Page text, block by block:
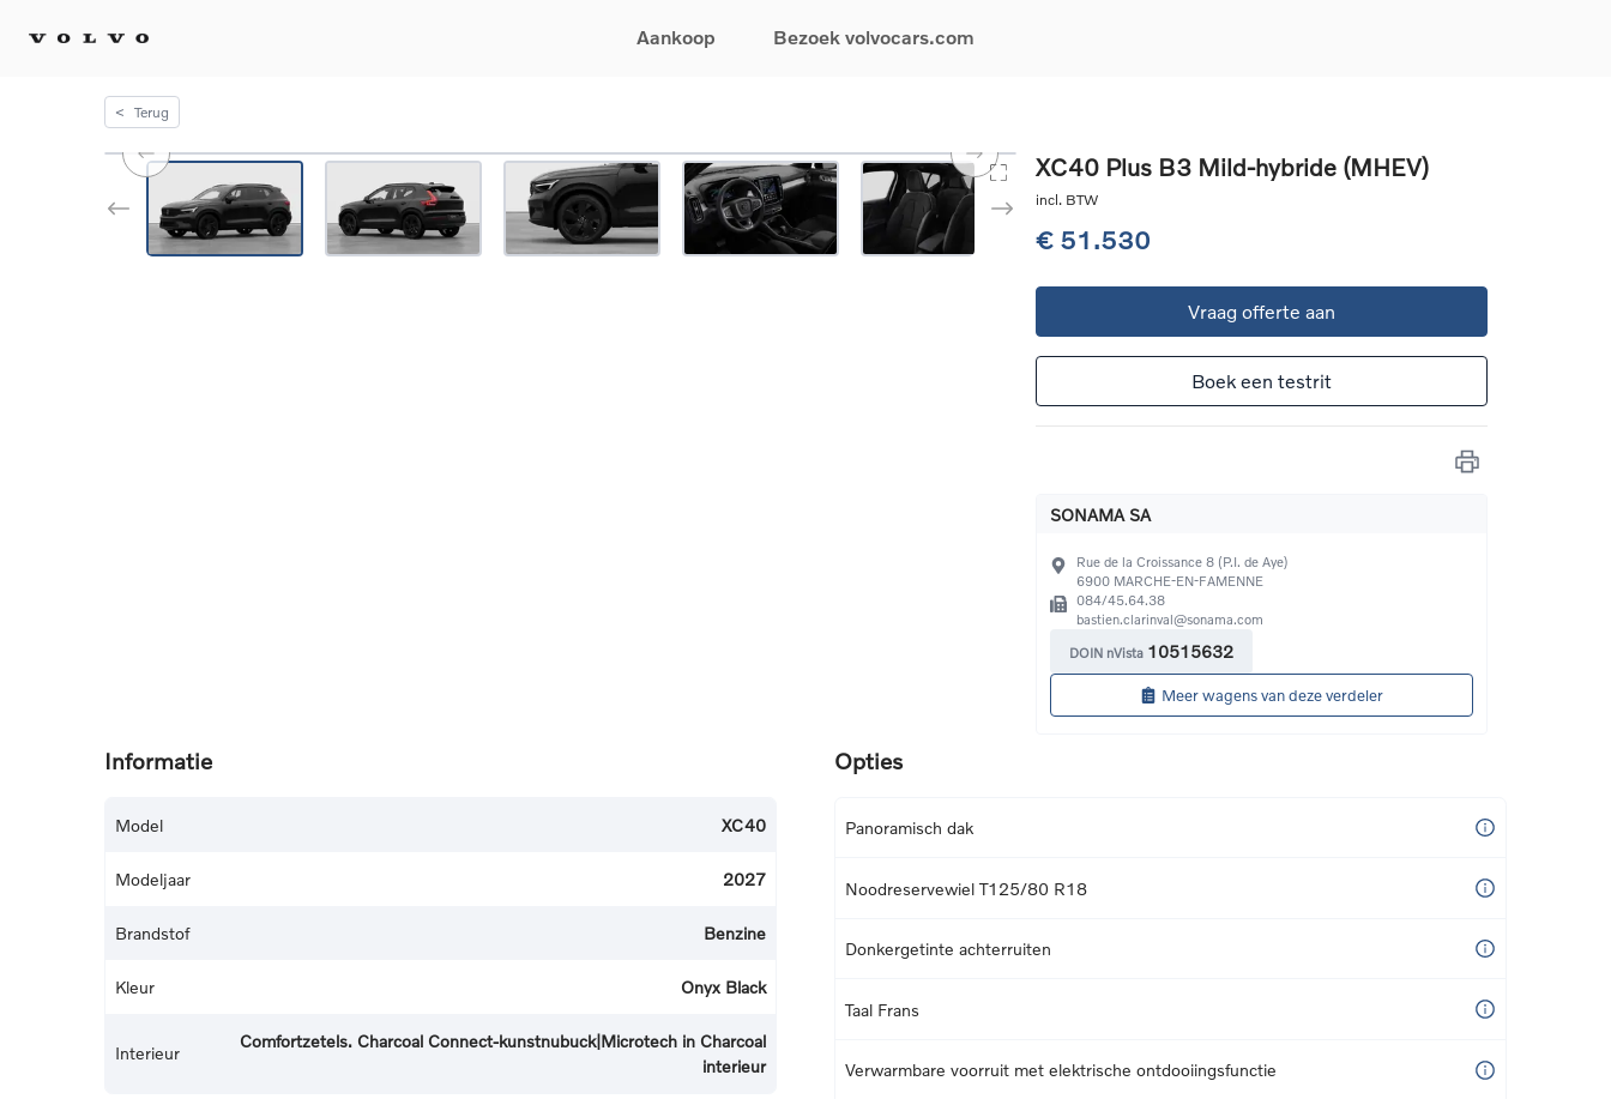
Aankoop
EX30
EX40
EC40
Elektrische auto's
Plug-inhybride auto's
Mild hybrid auto's
Bezoek volvocars.com
Stel uw wagen samen
Tijdelijke aanbiedingen
Gecertificeerde
Financieren
Verzekeringen
Boek een onderhoud
Onderhoud & herstellingen
Overname van uw auto
< Terug
XC40 Plus B3 Mild-hybride (MHEV)
incl. BTW
€ 51.530
Vraag offerte aan
Boek een testrit
SONAMA SA
Rue de la Croissance 8 (P.I. de Aye)
6900 MARCHE-EN-FAMENNE
084/45.64.38
bastien.clarinval@sonama.com
DOIN nVista 10515632
Meer wagens van deze verdeler
Informatie
Model XC40
Modeljaar 2027
Brandstof Benzine
Kleur Onyx Black
Interieur
Comfortzetels. Charcoal Connect-kunstnubuck|Microtech in Charcoal
interieur
Opties
Panoramisch dak
Noodreservewiel T125/80 R18
Donkergetinte achterruiten
Taal Frans
Verwarmbare voorruit met elektrische ontdooiingsfunctie